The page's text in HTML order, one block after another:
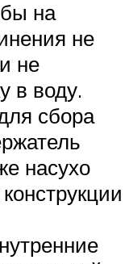
на
не
не
в воду.
сбора
насухо